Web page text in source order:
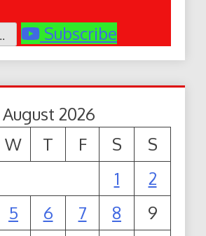
Subscribe
August 2026
W T F S
S
1
2
5 6 7 8 9